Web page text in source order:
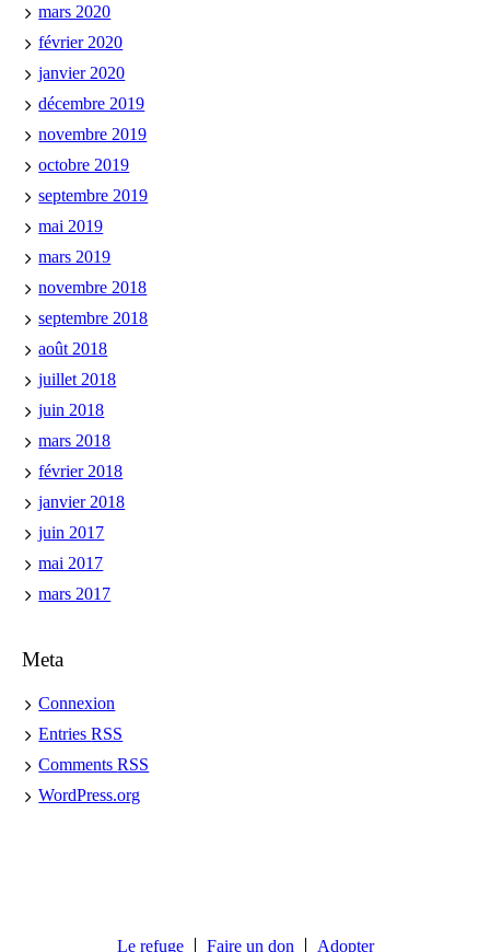
mars 2020
février 2020
janvier 2020
décembre 2019
novembre 2019
octobre 2019
septembre 2019
mai 2019
mars 2019
novembre 2018
septembre 2018
août 2018
juillet 2018
juin 2018
mars 2018
février 2018
janvier 2018
juin 2017
mai 2017
mars 2017
Meta
Connexion
EntriesRSS
CommentsRSS
WordPress.org
Le refuge Faire un don Adopter